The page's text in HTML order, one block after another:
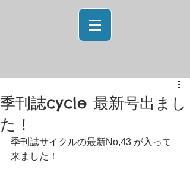
季刊誌cycle 最新号出まし
た！
季刊誌サイクルの最新No,43 が入って
来ました！